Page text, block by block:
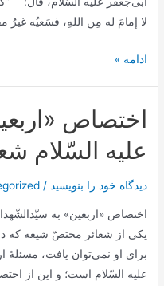
لا إمامَ له مِن اللهِ، فسَعیُه
دو
حضرت
امام
حسن
عسکری
عظمت
و
جلالت
مقام
ادامه »
اختصاص
علیه السّلام
دیدگاه‌ خود را بنویسید /
اختصاص «اربعین» به
یکی از شعائر مختصّ شیعه که
برای او نمی‌توان یافت، مسئلۀ
علیه السّلام است؛ و این از